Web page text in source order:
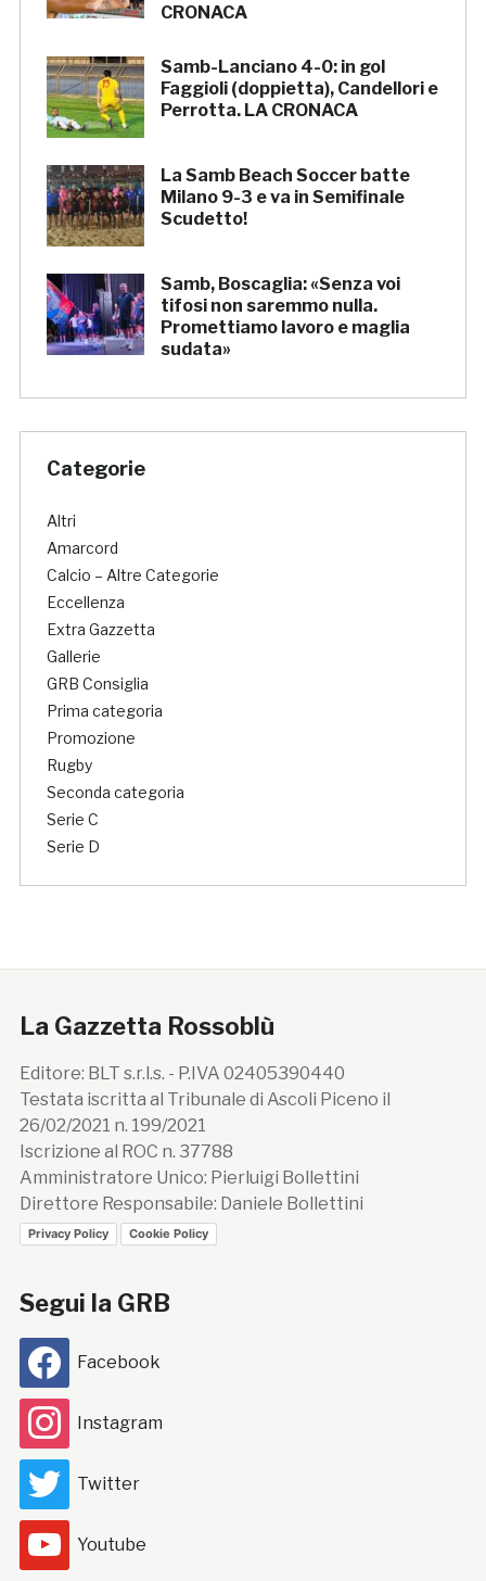
CRONACA
Samb-Lanciano 4-0: in gol
Faggioli (doppietta), Candellori e
Perrotta. LA CRONACA
La Samb Beach Soccer batte
Milano 9-3 e va in Semifinale
Scudetto!
Samb, Boscaglia: «Senza voi
tifosi non saremmo nulla.
Promettiamo lavoro e maglia
sudata»
Categorie
Altri
Amarcord
Calcio – Altre Categorie
Eccellenza
Extra Gazzetta
Gallerie
GRB Consiglia
Prima categoria
Promozione
Rugby
Seconda categoria
Serie C
Serie D
La Gazzetta Rossoblù
Editore: BLT s.r.l.s. - P.IVA 02405390440
Testata iscritta al Tribunale di Ascoli Piceno il
26/02/2021 n. 199/2021
Iscrizione al ROC n. 37788
Amministratore Unico: Pierluigi Bollettini
Direttore Responsabile: Daniele Bollettini
Privacy Policy Cookie Policy
Segui la GRB
Facebook
Instagram
Twitter
Youtube